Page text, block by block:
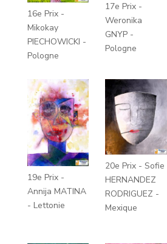
16e Prix -
Mikokay
PIECHOWICKI -
Pologne
17e Prix -
Weronika
GNYP -
Pologne
19e Prix -
Annija MATINA
- Lettonie
20e Prix - Sofie
HERNANDEZ
RODRIGUEZ -
Mexique